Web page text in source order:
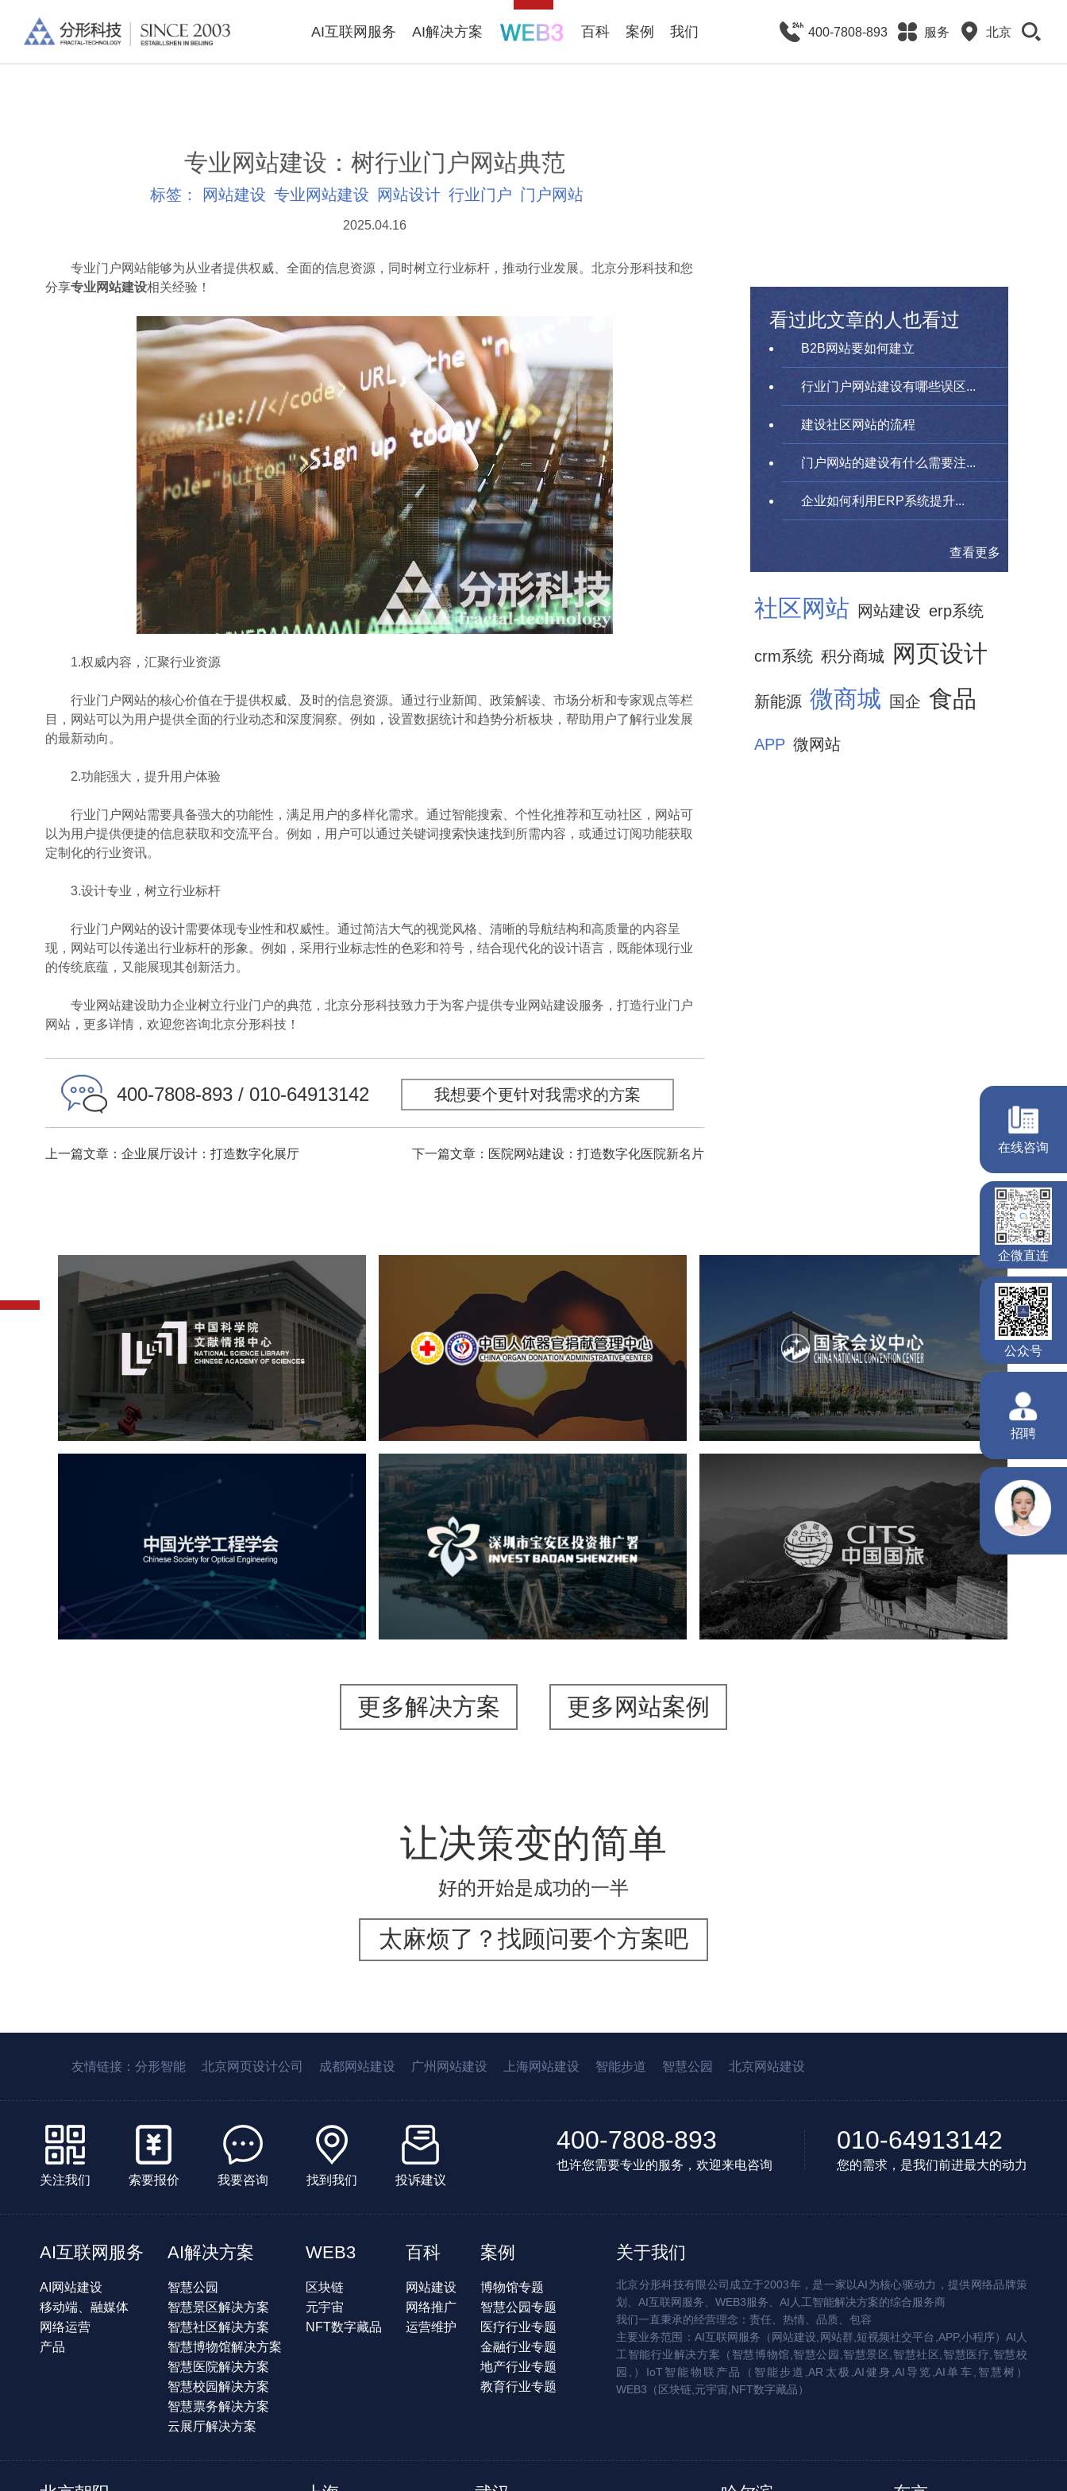
AI互联网服务 AI解决方案 百科 案例 我们 400-7808-893 服务 北京
专业网站建设：树行业门户网站典范
标签： 网站建设 专业网站建设 网站设计 行业门户 门户网站
2025.04.16
专业门户网站能够为从业者提供权威、全面的信息资源，同时树立行业标杆，推动行业发展。北京分形科技和您
分享专业网站建设相关经验！
1.权威内容，汇聚行业资源
行业门户网站的核心价值在于提供权威、及时的信息资源。通过行业新闻、政策解读、市场分析和专家观点等栏
目，网站可以为用户提供全面的行业动态和深度洞察。例如，设置数据统计和趋势分析板块，帮助用户了解行业发展
的最新动向。
2.功能强大，提升用户体验
行业门户网站需要具备强大的功能性，满足用户的多样化需求。通过智能搜索、个性化推荐和互动社区，网站可
以为用户提供便捷的信息获取和交流平台。例如，用户可以通过关键词搜索快速找到所需内容，或通过订阅功能获取
定制化的行业资讯。
3.设计专业，树立行业标杆
行业门户网站的设计需要体现专业性和权威性。通过简洁大气的视觉风格、清晰的导航结构和高质量的内容呈
现，网站可以传递出行业标杆的形象。例如，采用行业标志性的色彩和符号，结合现代化的设计语言，既能体现行业
的传统底蕴，又能展现其创新活力。
专业网站建设助力企业树立行业门户的典范，北京分形科技致力于为客户提供专业网站建设服务，打造行业门户
网站，更多详情，欢迎您咨询北京分形科技！
400-7808-893 / 010-64913142 我想要个更针对我需求的方案
上一篇文章：企业展厅设计：打造数字化展厅 下一篇文章：医院网站建设：打造数字化医院新名片
看过此文章的人也看过
B2B网站要如何建立
行业门户网站建设有哪些误区...
建设社区网站的流程
门户网站的建设有什么需要注...
企业如何利用ERP系统提升...
查看更多
社区网站 网站建设 erp系统
crm系统 积分商城 网页设计
新能源 微商城 国企 食品
APP 微网站
中国科学院文献情报中心
机构组织 网站建设
虚拟展厅
博物馆展厅设计
数字博物馆建设
展厅空间设计
北京展厅设计
产品展厅设计
企业展厅设计
公司展厅设计
中国人体器官捐献管理中心
国企 品牌官网
网站设计
国家会议中心
服务行业 专业服务 网站建设 网站设计
中国光学工程学会
机构组织 国企 品牌官网
网站建设
网站设计
深圳市宝安区投资推广署
机构组织 国企 品牌官网
网站建设
网站设计
中国国旅
旅游休闲 电商网站 网站建设
更多解决方案 更多网站案例
让决策变的简单
好的开始是成功的一半
太麻烦了？找顾问要个方案吧
友情链接： 分形智能 北京网页设计公司 成都网站建设 广州网站建设 上海网站建设 智能步道 智慧公园 北京网站建设
关注我们 索要报价 我要咨询 找到我们 投诉建议
400-7808-893
也许您需要专业的服务，欢迎来电咨询
010-64913142
您的需求，是我们前进最大的动力
AI互联网服务
AI网站建设
移动端、融媒体
网络运营
产品
AI解决方案
智慧公园
智慧景区解决方案
智慧社区解决方案
智慧博物馆解决方案
智慧医院解决方案
智慧校园解决方案
智慧票务解决方案
云展厅解决方案
WEB3
区块链
元宇宙
NFT数字藏品
百科
网站建设
网络推广
运营维护
案例
博物馆专题
智慧公园专题
医疗行业专题
金融行业专题
地产行业专题
教育行业专题
关于我们
北京分形科技有限公司成立于2003年，是一家以AI为核心驱动力，提供网络品牌策
划、AI互联网服务、WEB3服务、AI人工智能解决方案的综合服务商
我们一直秉承的经营理念：责任、热情、品质、包容
主要业务范围：AI互联网服务（网站建设,网站群,短视频社交平台,APP,小程序）AI人
工智能行业解决方案（智慧博物馆,智慧公园,智慧景区,智慧社区,智慧医疗,智慧校
园,）IoT智能物联产品（智能步道,AR太极,AI健身,AI导览,AI单车,智慧树）
WEB3（区块链,元宇宙,NFT数字藏品）